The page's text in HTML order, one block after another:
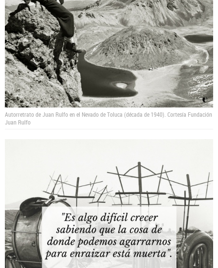
Autorretrato de Juan Rulfo en el Nevado de Toluca (década de 1940). Cortesía Fundación
Juan Rulfo